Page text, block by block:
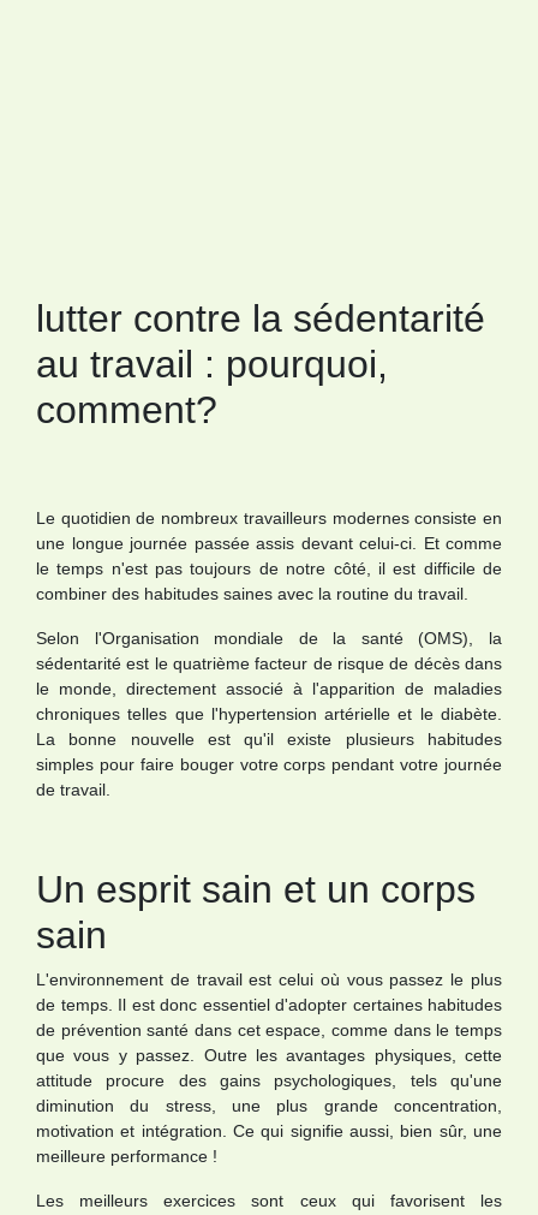
lutter contre la sédentarité
au travail : pourquoi,
comment?
Le quotidien de nombreux travailleurs modernes consiste en
une longue journée passée assis devant celui-ci. Et comme
le temps n'est pas toujours de notre côté, il est difficile de
combiner des habitudes saines avec la routine du travail.
Selon l'Organisation mondiale de la santé (OMS), la
sédentarité est le quatrième facteur de risque de décès dans
le monde, directement associé à l'apparition de maladies
chroniques telles que l'hypertension artérielle et le diabète.
La bonne nouvelle est qu'il existe plusieurs habitudes
simples pour faire bouger votre corps pendant votre journée
de travail.
Un esprit sain et un corps
sain
L'environnement de travail est celui où vous passez le plus
de temps. Il est donc essentiel d'adopter certaines habitudes
de prévention santé dans cet espace, comme dans le temps
que vous y passez. Outre les avantages physiques, cette
attitude procure des gains psychologiques, tels qu'une
diminution du stress, une plus grande concentration,
motivation et intégration. Ce qui signifie aussi, bien sûr, une
meilleure performance !
Les meilleurs exercices sont ceux qui favorisent les